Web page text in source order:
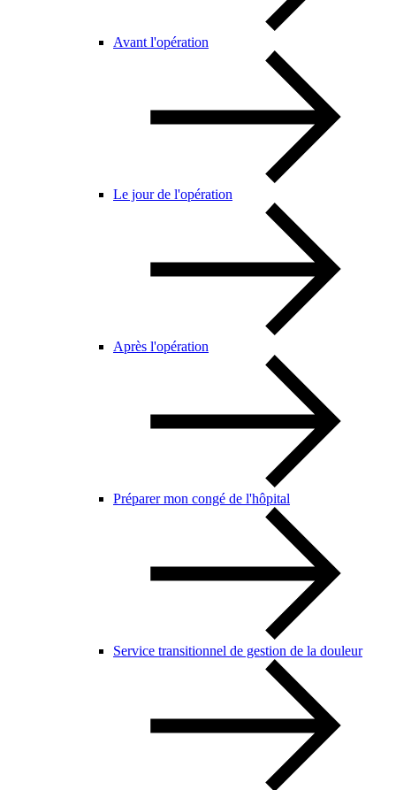
Avant l'opération
Le jour de l'opération
Après l'opération
Préparer mon congé de l'hôpital
Service transitionnel de gestion de la douleur